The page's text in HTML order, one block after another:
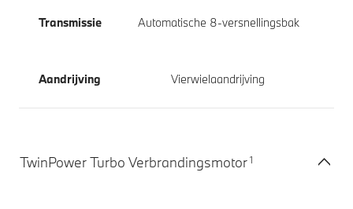
Transmissie Automatische 8-versnellingsbak
Aandrijving Vierwielaandrijving
TwinPower Turbo Verbrandingsmotor1